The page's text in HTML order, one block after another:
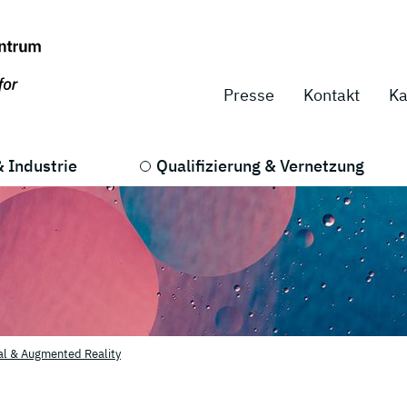
Presse Kontakt
Industrie Qualifizierung & Vernetzung
& Augmented Reality